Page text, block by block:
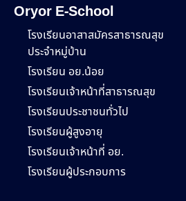
Oryor E-School
โรงเรียนอาสาสมัครสาธารณสุข
ประจำหมู่บ้าน
โรงเรียน อย.น้อย
โรงเรียนเจ้าหน้าที่สาธารณสุข
โรงเรียนประชาชนทั่วไป
โรงเรียนผู้สูงอายุ
โรงเรียนเจ้าหน้าที่ อย.
โรงเรียนผู้ประกอบการ